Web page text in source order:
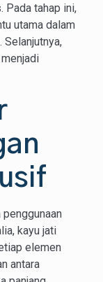
Pada tahap ini,
utama dalam
. Selanjutnya,
kayu jati
elemen
antara